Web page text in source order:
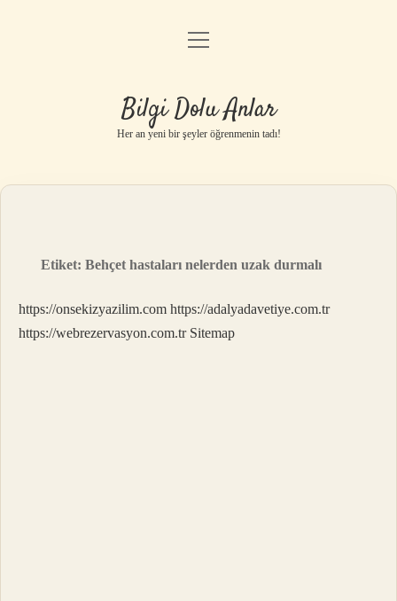
Anasayfa
Yasal Uyarı
menüyü
Bilgi Dolu Anlar
Her an yeni bir şeyler öğrenmenin tadı!
Etiket:Behçet hastaları nelerden uzak durmalı
https://onsekizyazilim.com https://adalyadavetiye.com.tr
https://webrezervasyon.com.tr Sitemap